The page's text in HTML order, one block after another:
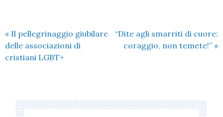
« Il pellegrinaggio giubilare
delle associazioni di
cristiani LGBT+
“Dite agli smarriti di cuore:
coraggio, non temete!” »